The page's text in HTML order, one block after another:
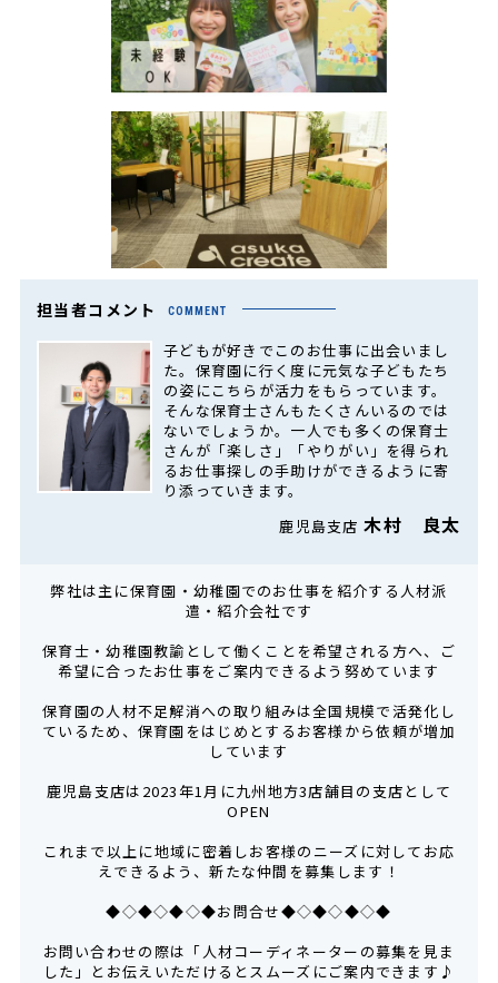
担当者コメント COMMENT
子どもが好きでこのお仕事に出会いまし
た。保育園に行く度に元気な子どもたち
の姿にこちらが活力をもらっています。
そんな保育士さんもたくさんいるのでは
ないでしょうか。一人でも多くの保育士
さんが「楽しさ」「やりがい」を得られ
るお仕事探しの手助けができるように寄
り添っていきます。
鹿児島支店木村 良太
弊社は主に保育園・幼稚園でのお仕事を紹介する人材派
遣・紹介会社です
保育士・幼稚園教諭として働くことを希望される方へ、ご
希望に合ったお仕事をご案内できるよう努めています
保育園の人材不足解消への取り組みは全国規模で活発化し
ているため、保育園をはじめとするお客様から依頼が増加
しています
鹿児島支店は2023年1月に九州地方3店舗目の支店として
OPEN
これまで以上に地域に密着しお客様のニーズに対してお応
えできるよう、新たな仲間を募集します！
◆◇◆◇◆◇◆お問合せ◆◇◆◇◆◇◆
お問い合わせの際は「人材コーディネーターの募集を見ま
した」とお伝えいただけるとスムーズにご案内できます♪